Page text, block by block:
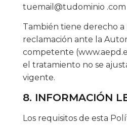
tuemail@tudominio .com
También tiene derecho
reclamación ante la
competente
el tratamiento no se
vigente.
8. INFORMACIÓN
Los requisitos de esta